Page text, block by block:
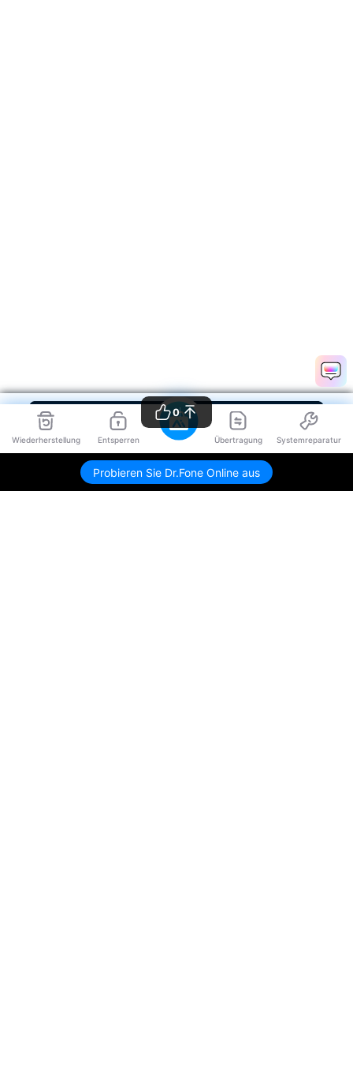
Wiederherstellung Entsperren Übertragung Systemreparatur
Probieren Sie Dr.Fone Online aus
0